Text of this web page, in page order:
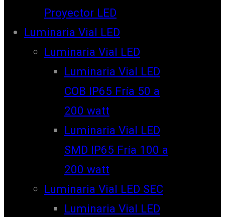
Proyector LED
Luminaria Vial LED
Luminaria Vial LED
Luminaria Vial LED
COB IP65 Fría 50 a
200 watt
Luminaria Vial LED
SMD IP65 Fría 100 a
200 watt
Luminaria Vial LED SEC
Luminaria Vial LED